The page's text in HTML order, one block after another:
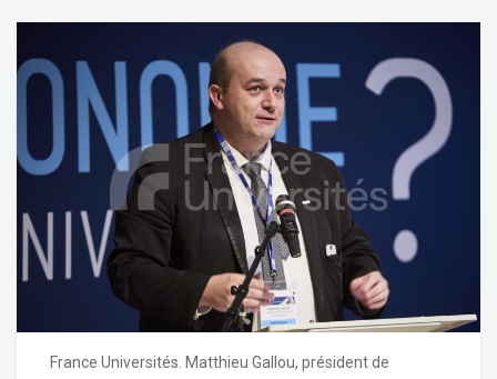
France Universités. Matthieu Gallou, président de